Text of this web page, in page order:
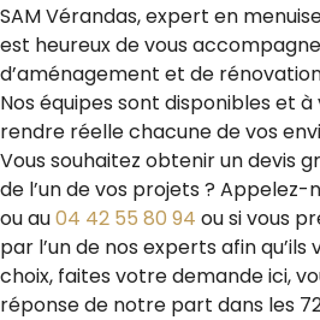
SAM Vérandas, expert en
est heureux de vous
d’aménagement et de
Nos équipes sont disponibles et
rendre réelle chacune de vos
Vous souhaitez obtenir un devis
de l’un de vos projets ? Appelez-
ou au04 42 55 80 94 ou si vous
par l’un de nos experts afin qu’ils
choix, faites votre demande ici,
réponse de notre part dans les